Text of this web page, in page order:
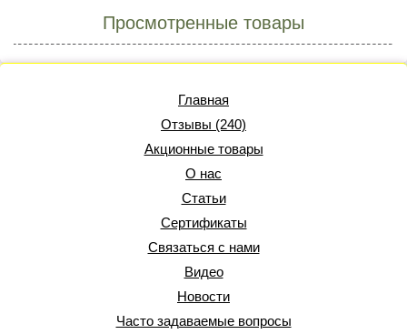
Просмотренные товары
Главная
Отзывы (240)
Акционные товары
О нас
Статьи
Сертификаты
Связаться с нами
Видео
Новости
Часто задаваемые вопросы